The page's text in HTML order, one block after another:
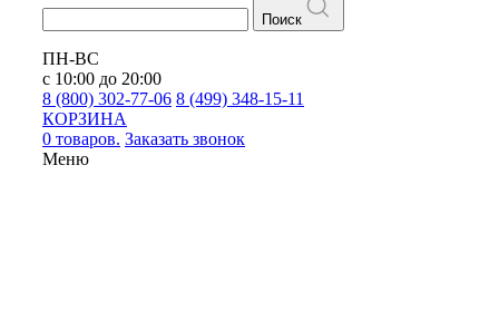
Поиск
ПН-ВС
с 10:00 до 20:00
8 (800) 302-77-06 8 (499) 348-15-11
КОРЗИНА
0 товаров. Заказать звонок
Меню